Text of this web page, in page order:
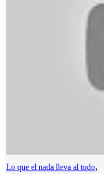
cortante para su hijo.
horas laborando que
el mensaje de su
decepcionado pues
es: ¿Daniel tendrá la
Lo que el nada lleva al todo,